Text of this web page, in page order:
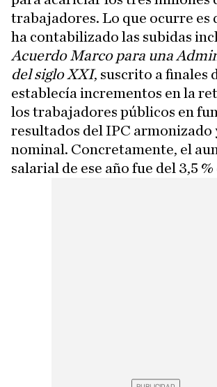
trabajadores. Lo que ocurre es
ha contabilizado las subidas
Acuerdo Marco para una
del siglo XXI, suscrito a finales
establecía incrementos en la
los trabajadores públicos en
resultados del IPC armonizado
nominal. Concretamente, el
salarial de ese año fue del 3,5